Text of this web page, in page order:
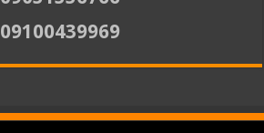
09100439969